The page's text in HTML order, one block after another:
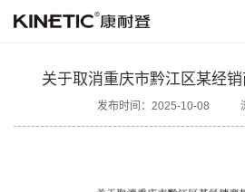
关于取消重庆市黔江区某经
发布时间：2025-10-08